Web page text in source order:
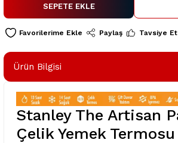
SEPETE EKLE
Paylaş Tavsiye Et
Ürün Bilgisi
Stanley The Artisan
Çelik Yemek